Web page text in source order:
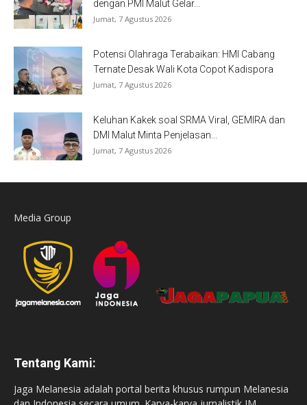
dengan PMI Malut Gelar...
Jumat, 7 Agustus 2026
Potensi Olahraga Terabaikan: HMI Cabang
Ternate Desak Wali Kota Copot Kadispora
Jumat, 7 Agustus 2026
Keluhan Kakek soal SRMA Viral, GEMIRA dan
DMI Malut Minta Penjelasan...
Jumat, 7 Agustus 2026
Media Group
Tentang Kami:
Jaga Melanesia adalah portal berita khusus rumpun Melanesia